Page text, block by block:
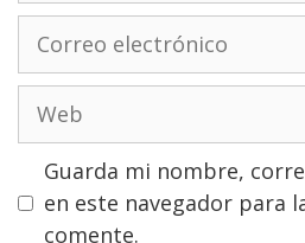
electrónico
Guarda mi nombre,
en este navegador para
comente.